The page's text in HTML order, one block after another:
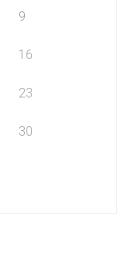
9
16
23
30